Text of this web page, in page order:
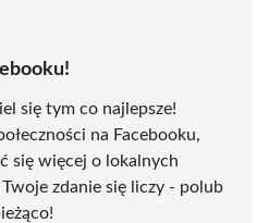
się tym co najlepsze!
na Facebooku,
się więcej o lokalnych
zdanie się liczy - polub